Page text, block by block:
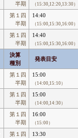
半期
（15:30,12:20,13:30）
第１四
半期
14:40
（15:00,15:30,16:00）
第１四
半期
14:40
（15:00,15:30,16:00）
決算
種別
発表目安
第１四
半期
15:00
（14:00,15:10）
第１四
半期
15:00
（14:00,14:30）
第１四
半期
16:00
（15:00）
第１四
13:30